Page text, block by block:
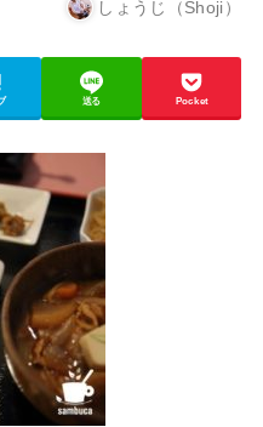
しょうじ（Shoji）
送る Pocket